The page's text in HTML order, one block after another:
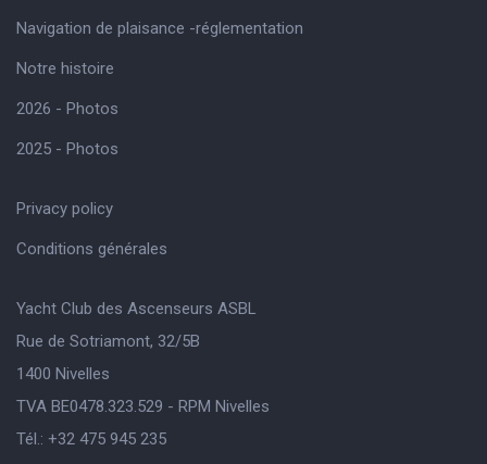
Navigation de plaisance -réglementation
Notre histoire
2026 - Photos
2025 - Photos
Privacy policy
Conditions générales
Yacht Club des Ascenseurs ASBL
Rue de Sotriamont, 32/5B
1400 Nivelles
TVA BE0478.323.529 - RPM Nivelles
Tél.: +32 475 945 235